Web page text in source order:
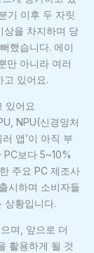
기 이후 두 자릿
상을 차지하며 당
했습니다. 에이
만 아니라 여러
고 있어요.
있어요
NPU(신경망처
앱’이 아직 부
PC보다 5~10%
주요 PC 제조사
시하며 소비자들
상황입니다.
며, 앞으로 더
활용하게 될 것